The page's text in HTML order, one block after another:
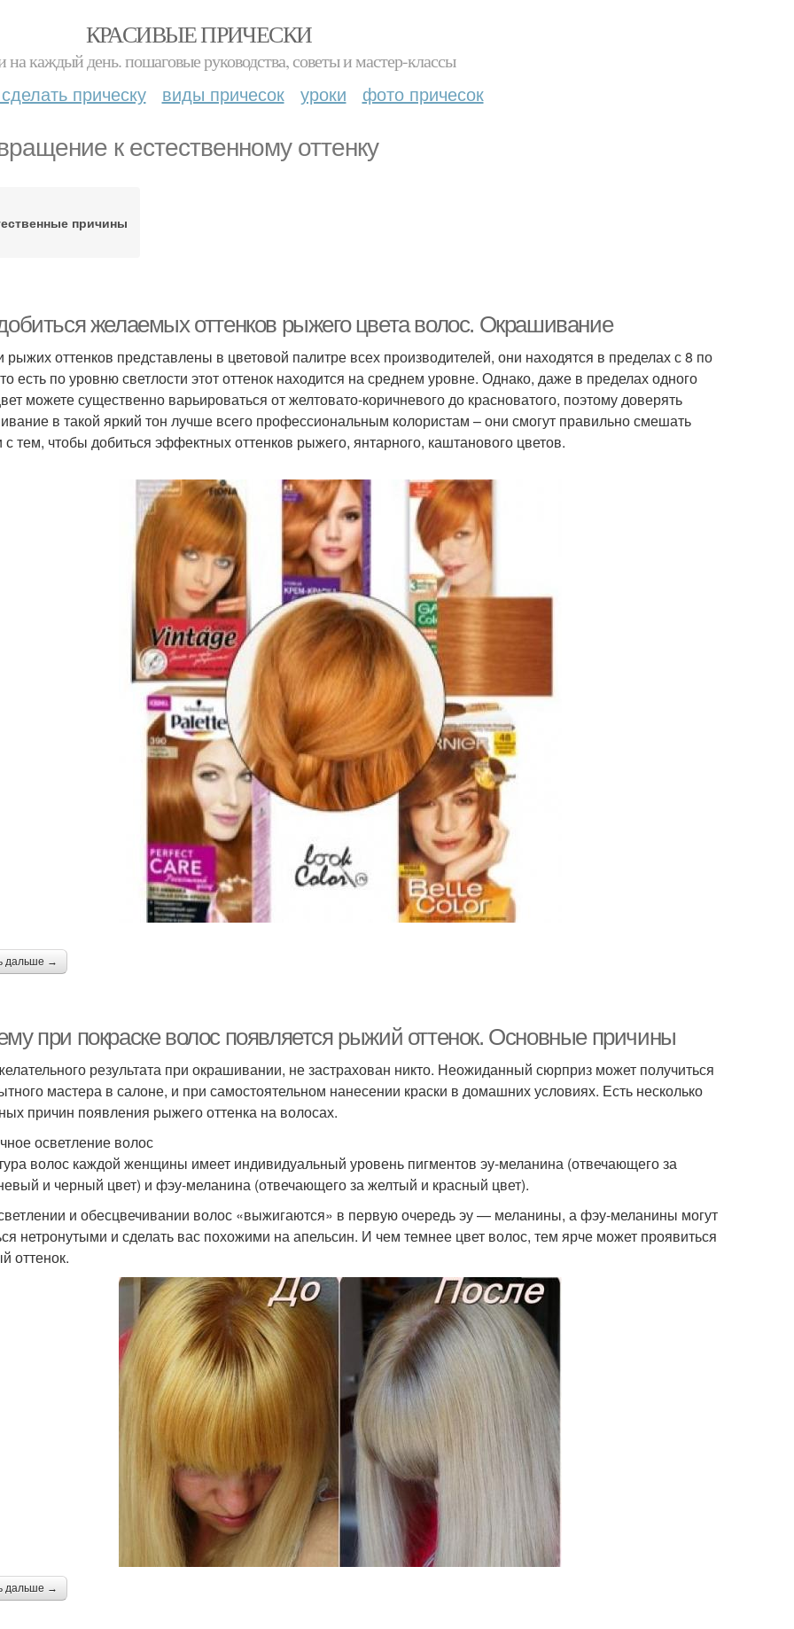
КРАСИВЫЕ ПРИЧЕСКИ
на каждый день. пошаговые руководства, советы и мастер-классы
прическу виды причесок уроки фото причесок
к естественному оттенку
причины
желаемых оттенков рыжего цвета волос. Окрашивание
рыжих оттенков представлены в цветовой палитре всех производителей, они находятся в пределах с 8 по
есть по уровню светлости этот оттенок находится на среднем уровне. Однако, даже в пределах одного
можете существенно варьироваться от желтовато-коричневого до красноватого, поэтому доверять
в такой яркий тон лучше всего профессиональным колористам – они смогут правильно смешать
с тем, чтобы добиться эффектных оттенков рыжего, янтарного, каштанового цветов.
дальше →
при покраске волос появляется рыжий оттенок. Основные причины
результата при окрашивании, не застрахован никто. Неожиданный сюрприз может получиться
мастера в салоне, и при самостоятельном нанесении краски в домашних условиях. Есть несколько
причин появления рыжего оттенка на волосах.
осветление волос
волос каждой женщины имеет индивидуальный уровень пигментов эу-меланина (отвечающего за
и черный цвет) и фэу-меланина (отвечающего за желтый и красный цвет).
и обесцвечивании волос «выжигаются» в первую очередь эу — меланины, а фэу-меланины могут
нетронутыми и сделать вас похожими на апельсин. И чем темнее цвет волос, тем ярче может проявиться
оттенок.
дальше →